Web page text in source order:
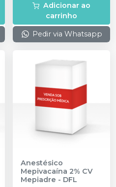
Adicionar ao
carrinho
Pedir via Whatsapp
Anestésico
Mepivacaína 2% CV
Mepiadre - DFL